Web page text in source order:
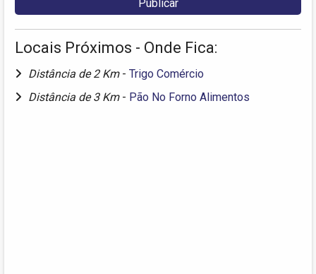
Locais Próximos - Onde Fica:
Distância de 2 Km - Trigo Comércio
Distância de 3 Km - Pão No Forno Alimentos